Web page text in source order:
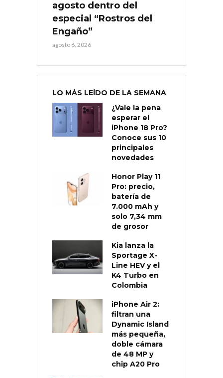
agosto dentro del
especial “Rostros del
Engaño”
agosto 6, 2026
LO MÁS LEÍDO DE LA SEMANA
¿Vale la pena
esperar el
iPhone 18 Pro?
Conoce sus 10
principales
novedades
Honor Play 11
Pro: precio,
batería de
7.000 mAh y
solo 7,34 mm
de grosor
Kia lanza la
Sportage X-
Line HEV y el
K4 Turbo en
Colombia
iPhone Air 2:
filtran una
Dynamic Island
más pequeña,
doble cámara
de 48 MP y
chip A20 Pro